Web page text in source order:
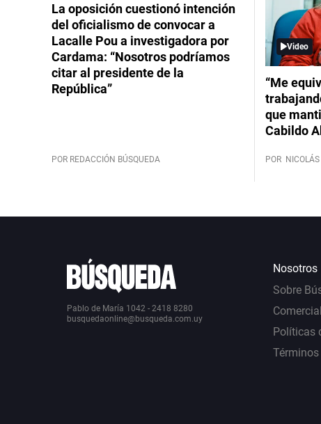
La oposición cuestionó intención
del oficialismo de convocar a
Lacalle Pou a investigadora por
Cardama: “Nosotros podríamos
citar al presidente de la
República”
POR REDACCIÓN BÚSQUEDA
Video
“Me
que
Cabildo
POR
Pablo de María 1042 - 2418 8280
busquedaonline@busqueda.com.uy
Nosotros
Sobre
Comercial
Políticas